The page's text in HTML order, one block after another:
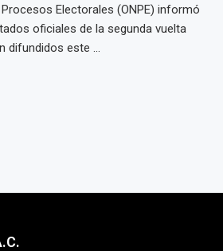
Electorales (ONPE) informó
oficiales de la segunda vuelta
difundidos este ...